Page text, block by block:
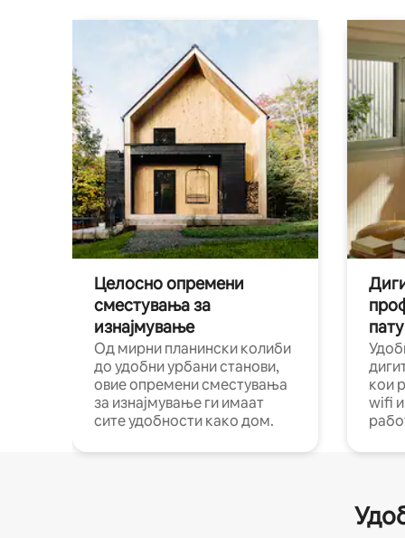
Целосно опремени
сместувања за
изнајмување
Од мирни планински колиби
до удобни урбани станови,
овие опремени сместувања
за изнајмување ги имаат
сите удобности како дом.
кои
wifi